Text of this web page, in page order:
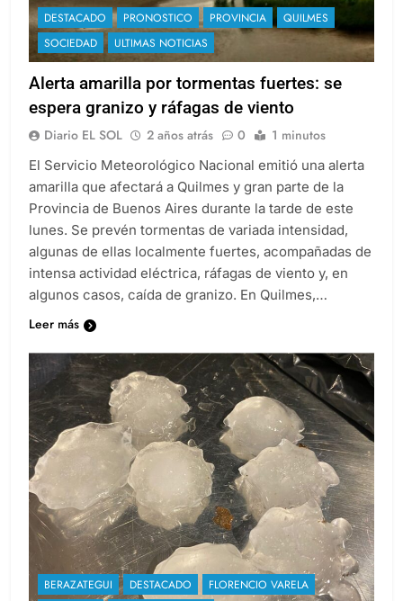
DESTACADO PRONOSTICO PROVINCIA
QUILMES
SOCIEDAD
ULTIMAS NOTICIAS
Alerta amarilla por tormentas fuertes: se
espera granizo y ráfagas de viento
Diario EL SOL 2 años atrás 0 1 minutos
El Servicio Meteorológico Nacional emitió una alerta
amarilla que afectará a Quilmes y gran parte de la
Provincia de Buenos Aires durante la tarde de este
lunes. Se prevén tormentas de variada intensidad,
algunas de ellas localmente fuertes, acompañadas de
intensa actividad eléctrica, ráfagas de viento y, en
algunos casos, caída de granizo. En Quilmes,…
Leer más
BERAZATEGUI DESTACADO
FLORENCIO VARELA